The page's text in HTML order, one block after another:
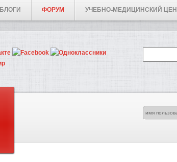
БЛОГИ ФОРУМ УЧЕБНО-МЕДИЦИНСКИЙ